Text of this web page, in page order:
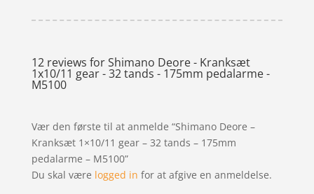
12 reviews forShimano Deore - Kranksæt
1x10/11 gear - 32 tands - 175mm pedalarme -
M5100
Vær den første til at anmelde “Shimano Deore –
Kranksæt 1×10/11 gear – 32 tands – 175mm
pedalarme – M5100”
Du skal være logged in for at afgive en anmeldelse.